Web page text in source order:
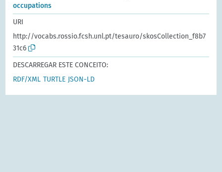
occupations
URI
http://vocabs.rossio.fcsh.unl.pt/tesauro/skosCollection_f8b7
31c6
DESCARREGAR ESTE CONCEITO:
RDF/XML TURTLE JSON-LD